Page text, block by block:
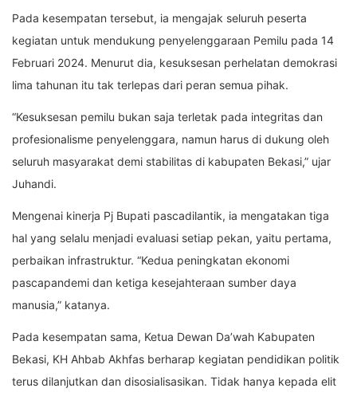
Pada kesempatan tersebut, ia mengajak seluruh peserta
kegiatan untuk mendukung penyelenggaraan Pemilu pada 14
Februari 2024. Menurut dia, kesuksesan perhelatan demokrasi
lima tahunan itu tak terlepas dari peran semua pihak.
“Kesuksesan pemilu bukan saja terletak pada integritas dan
profesionalisme penyelenggara, namun harus di dukung oleh
seluruh masyarakat demi stabilitas di kabupaten Bekasi,” ujar
Juhandi.
Mengenai kinerja Pj Bupati pascadilantik, ia mengatakan tiga
hal yang selalu menjadi evaluasi setiap pekan, yaitu pertama,
perbaikan infrastruktur. “Kedua peningkatan ekonomi
pascapandemi dan ketiga kesejahteraan sumber daya
manusia,” katanya.
Pada kesempatan sama, Ketua Dewan Da’wah Kabupaten
Bekasi, KH Ahbab Akhfas berharap kegiatan pendidikan politik
terus dilanjutkan dan disosialisasikan. Tidak hanya kepada elit